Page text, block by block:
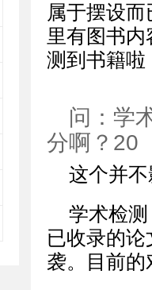
属于摆设
里有图书
测到书籍啦
问：学
分啊？20
这个并
学术检
已收录的
袭。目前